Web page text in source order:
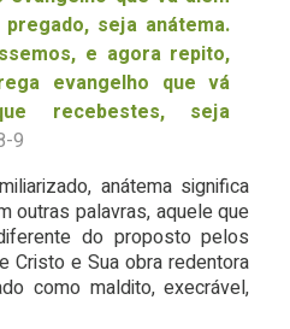
seja anátema.
e agora repito,
evangelho que vá
recebestes, seja
9
anátema significa
outras palavras, aquele que
do proposto pelos
e Sua obra redentora
como maldito, execrável,